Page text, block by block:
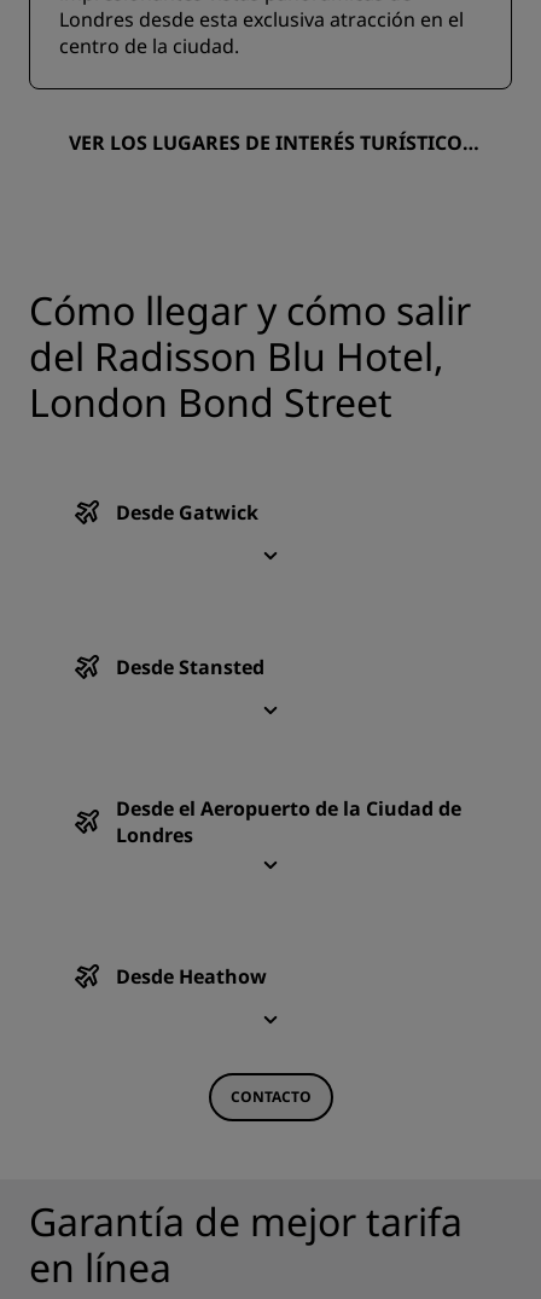
Londres desde esta exclusiva atracción en el
centro de la ciudad.
VER LOS LUGARES DE INTERÉS TURÍSTICO E
Cómo llegar y cómo salir
del Radisson Blu Hotel,
London Bond Street
Desde Gatwick
Desde Stansted
Desde el Aeropuerto de la Ciudad de
Londres
Desde Heathow
CONTACTO
Garantía de mejor tarifa
en línea